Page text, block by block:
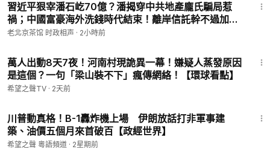
習近平狠宰潘石屹70億？潘揭穿中共地產龐氏騙局惹
禍；中國富豪海外洗錢時代結束！離岸信託幹不過加速
倒車！（老北京茶館/第1710集/2026/08/09）
老北京茶馆 时政相声 · 2小時前
萬人出動8天7夜！河南村現詭異一幕！嫌疑人蒸發原因
是這個？一句「梁山裝不下」瘋傳網絡！【環球看點】
希望之聲TV · 2天前
川普動真格！B-1轟炸機上場 伊朗放話打非軍事建
築、油價五個月來首破百【政經世界】
希望之聲 粵語頻道 · 2星期前